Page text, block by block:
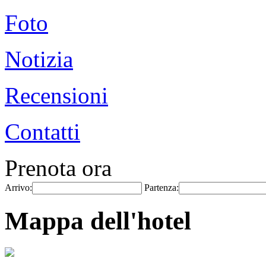
Foto
Notizia
Recensioni
Contatti
Prenota ora
Arrivo: Partenza:
Mappa dell'hotel